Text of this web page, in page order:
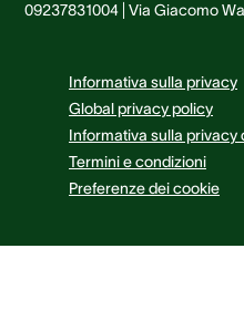
09237831004 | Via Giacomo
Informativa sulla privacy
Global privacy policy
Informativa sulla privacy
Termini e condizioni
Preferenze dei cookie